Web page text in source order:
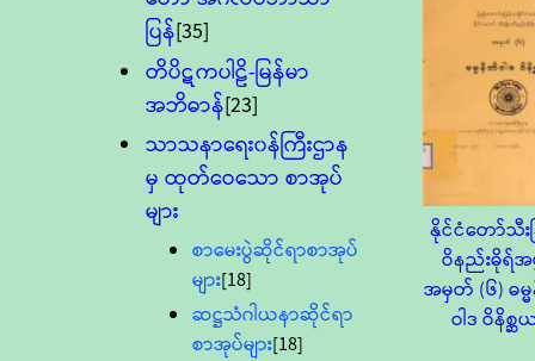
ပြန်[35]
တိပိဋကပါဠိ-မြန်မာ
အဘိဓာန်[23]
သာသနာရေး၀န်ကြီးဌာန
မှ ထုတ်ဝေသော စာအုပ်
များ
စာမေးပွဲဆိုင်ရာစာအုပ်
များ[18]
ဆဋ္ဌသံဂါယနာဆိုင်ရာ
စာအုပ်များ[18]
နိုင်ငံတော်သီးခ
ဝိနည်းဓိုရ်
အမှတ် (၆) ဓမ္
ဝါဒ ဝိနိစ္ဆ